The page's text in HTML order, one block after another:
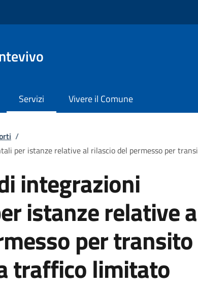
Servizi Vivere il Comune
/
per istanze relative al rilascio del permesso per
integrazioni
istanze relative
per
traffico limitato